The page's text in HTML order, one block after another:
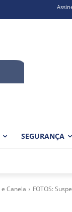
SEGURANÇA
Canela FOTOS: